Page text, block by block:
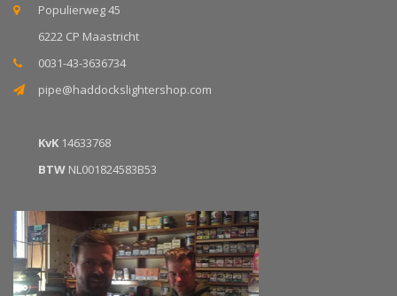
Populierweg 45
6222 CP Maastricht
0031-43-3636734
pipe@haddockslightershop.com
KvK 14633768
BTW NL001824583B53